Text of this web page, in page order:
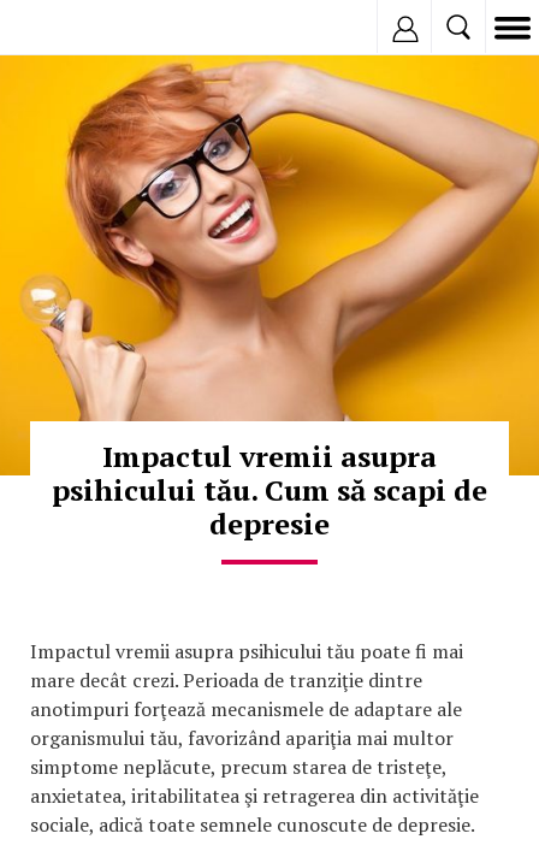
Impactul vremii asupra
psihicului tău. Cum să scapi de
depresie
Impactul vremii asupra psihicului tău poate fi mai
mare decât crezi. Perioada de tranziţie dintre
anotimpuri forţează mecanismele de adaptare ale
organismului tău, favorizând apariţia mai multor
simptome neplăcute, precum starea de tristeţe,
anxietatea, iritabilitatea şi retragerea din activităţie
sociale, adică toate semnele cunoscute de depresie.